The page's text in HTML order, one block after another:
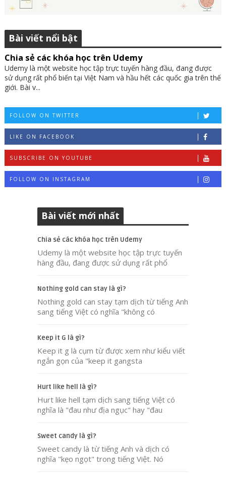
Bài viết nổi bật
Chia sẻ các khóa học trên Udemy
Udemy là một website học tập trực tuyến hàng đầu, đang được
sử dụng rất phổ biến tại Việt Nam và hầu hết các quốc gia trên thế
giới. Bài v...
FOLLOW ON TWITTER
LIKE ON FACEBOOK
SUBSCRIBE ON YOUTUBE
FOLLOW ON INSTAGRAM
Bài viết mới nhất
Chia sẻ các khóa học trên Udemy
Udemy là một website học tập trực tuyến
hàng đầu, đang được sử dụng rất phổ
Nothing gold can stay là gì?
Nothing gold can stay tạm dịch từ tiếng Anh
sang tiếng Việt có nghĩa "không có
Keep it G là gì?
Keep it g là cụm từ được xem như kiểu viết
ngắn gọn của "keep it gangsta
Hurt like hell là gì?
Hurt like hell tạm dịch sang tiếng Việt có
nghĩa là "đau như địa ngục" hay "đau
Sweet candy là gì?
Sweet candy là từ tiếng Anh và dịch có
nghĩa "kẹo ngọt" trong tiếng Việt. Nó